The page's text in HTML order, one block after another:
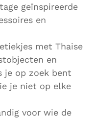
geïnspireerde
en
met Thaise
en
je op zoek bent
je niet op elke
voor wie de